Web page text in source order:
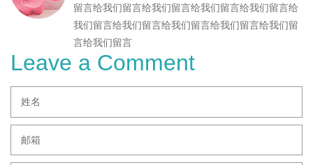
留言给我们留言给我们留言给我们留言给我们留言给
我们留言给我们留言给我们留言给我们留言给我们留
言给我们留言
Leave a Comment